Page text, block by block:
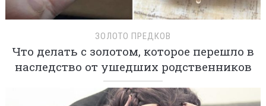
ЗОЛОТО ПРЕДКОВ
Что делать с золотом, которое перешло в
наследство от ушедших родственников